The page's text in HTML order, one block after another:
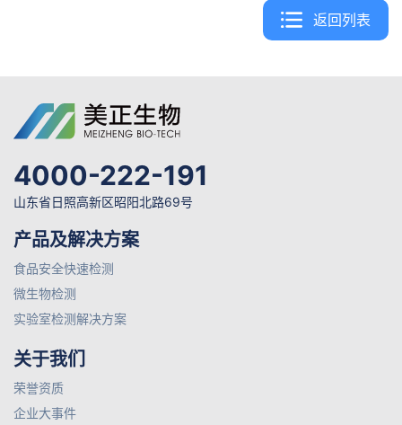
返回列表
4000-222-191
山东省日照高新区昭阳北路69号
产品及解决方案
食品安全快速检测
微生物检测
实验室检测解决方案
关于我们
荣誉资质
企业大事件